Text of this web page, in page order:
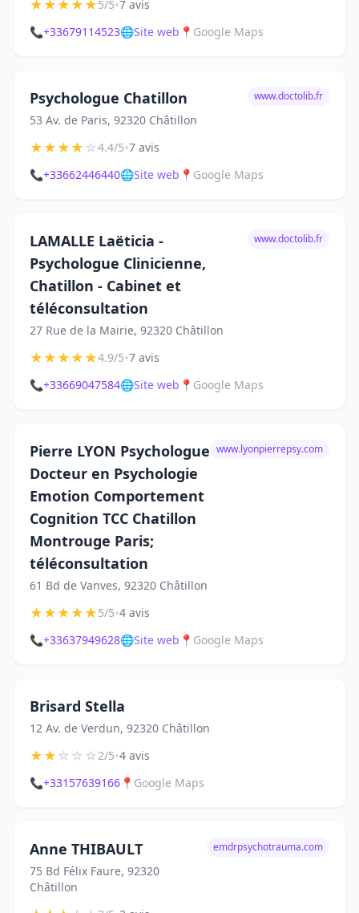
★★★★★5/5•7 avis
📞+33679114523🌐Site web 📍 Google Maps
Psychologue Chatillon
53 Av. de Paris, 92320 Châtillon
www.doctolib.fr
★★★★☆4.4/5•7 avis
📞+33662446440🌐Site web 📍 Google Maps
LAMALLE Laëticia -
Psychologue Clinicienne,
Chatillon - Cabinet et
téléconsultation
27 Rue de la Mairie, 92320 Châtillon
www.doctolib.fr
★★★★★4.9/5•7 avis
📞+33669047584🌐Site web 📍 Google Maps
Pierre LYON Psychologue
Docteur en Psychologie
Emotion Comportement
Cognition TCC Chatillon
Montrouge Paris;
téléconsultation
61 Bd de Vanves, 92320 Châtillon
www.lyonpierrepsy.com
★★★★★5/5•4 avis
📞+33637949628🌐Site web 📍 Google Maps
Brisard Stella
12 Av. de Verdun, 92320 Châtillon
★★☆☆☆2/5•4 avis
📞+33157639166 📍 Google Maps
Anne THIBAULT
75 Bd Félix Faure, 92320
Châtillon
emdrpsychotrauma.com